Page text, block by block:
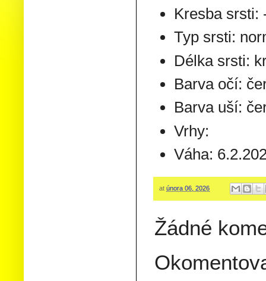
Kresba srsti:
Typ srsti:
Délka srsti:
Barva očí:
Barva uší:
Vrhy:
Váha:
at února 06, 2026
Žádné